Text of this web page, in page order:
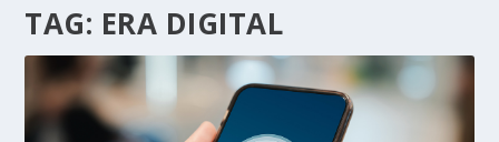
TAG: ERA DIGITAL